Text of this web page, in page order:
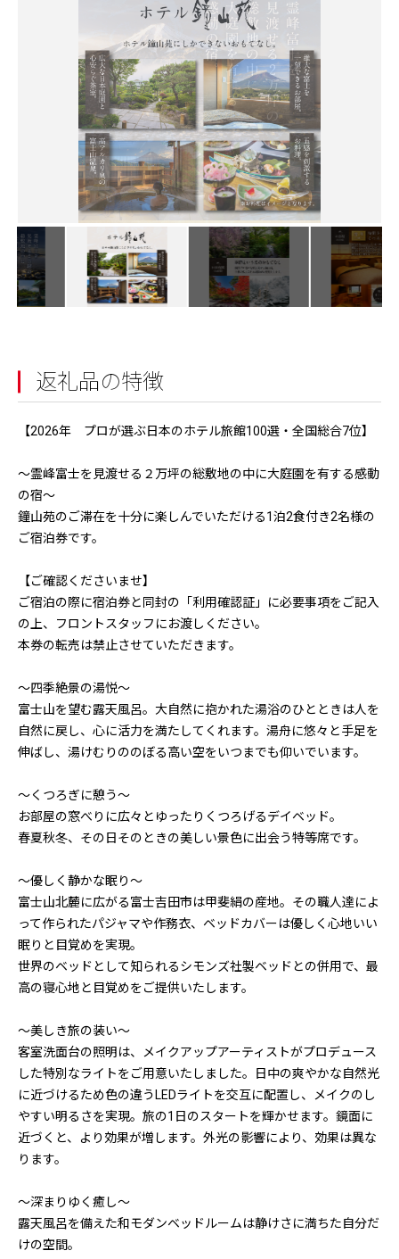
返礼品の特徴
【2026年 プロが選ぶ日本のホテル旅館100選・全国総合7位】
〜霊峰富士を見渡せる２万坪の総敷地の中に大庭園を有する感動
の宿〜
鐘山苑のご滞在を十分に楽しんでいただける1泊2食付き2名様の
ご宿泊券です。
【ご確認くださいませ】
ご宿泊の際に宿泊券と同封の「利用確認証」に必要事項をご記入
の上、フロントスタッフにお渡しください。
本券の転売は禁止させていただきます。
〜四季絶景の湯悦〜
富士山を望む露天風呂。大自然に抱かれた湯浴のひとときは人を
自然に戻し、心に活力を満たしてくれます。湯舟に悠々と手足を
伸ばし、湯けむりののぼる高い空をいつまでも仰いでいます。
〜くつろぎに憩う〜
お部屋の窓べりに広々とゆったりくつろげるデイベッド。
春夏秋冬、その日そのときの美しい景色に出会う特等席です。
〜優しく静かな眠り〜
富士山北麓に広がる富士吉田市は甲斐絹の産地。その職人達によ
って作られたパジャマや作務衣、ベッドカバーは優しく心地いい
眠りと目覚めを実現。
世界のベッドとして知られるシモンズ社製ベッドとの併用で、最
高の寝心地と目覚めをご提供いたします。
〜美しき旅の装い〜
客室洗面台の照明は、メイクアップアーティストがプロデュース
した特別なライトをご用意いたしました。日中の爽やかな自然光
に近づけるため色の違うLEDライトを交互に配置し、メイクのし
やすい明るさを実現。旅の1日のスタートを輝かせます。鏡面に
近づくと、より効果が増します。外光の影響により、効果は異な
ります。
〜深まりゆく癒し〜
露天風呂を備えた和モダンベッドルームは静けさに満ちた自分だ
けの空間。